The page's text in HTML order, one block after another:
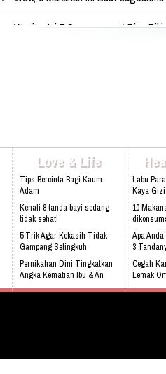
Wanita, Ini 5 Sayuran yang Bisa
Banyak Masturbasi Bikin Dengkul
Awas, Jangan Konsumsi 5
Love & Life
Tips Bercinta Bagi Kaum
Adam
Kenali 8 tanda bayi sedang
tidak sehat!
5 Trik Agar Kekasih Tidak
Gampang Selingkuh
Pernikahan Dini Tingkatkan
Angka Kematian Ibu & An
Sering Mengalami Mimpi
Labu
Kaya Gizi
10
Apa
3
Cegah
Lemak
Bahaya